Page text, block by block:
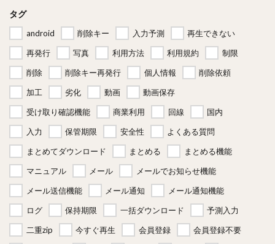
タグ
android 削除キー 入力予測
再生できない
再発行
写真 利用方法 利用規約
制限
削除
削除キー再発行 個人情報
削除依頼
加工
劣化 動画
動画保存
受け取り確認機能
商業利用 回線
国内
入力
保管期限 安全性
よくある質問
まとめてダウンロード
まとめる
まとめる機能
マニュアル
メール
メールでお知らせ機能
メール送信機能
メール通知
メール通知機能
ログ
保持期限 一括ダウンロード
予測入力
二重zip
今すぐ再生 会員登録
会員登録不要